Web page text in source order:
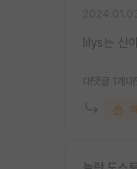
lilys는 신
대댓글 1개 대